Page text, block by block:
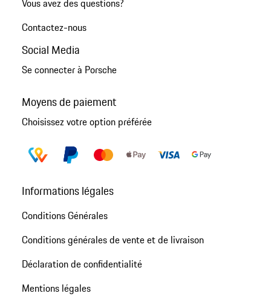
Vous avez des questions?
Contactez-nous
Social Media
Se connecter à Porsche
Moyens de paiement
Choisissez votre option préférée
Informations légales
Conditions Générales
Conditions générales de vente et de livraison
Déclaration de confidentialité
Mentions légales